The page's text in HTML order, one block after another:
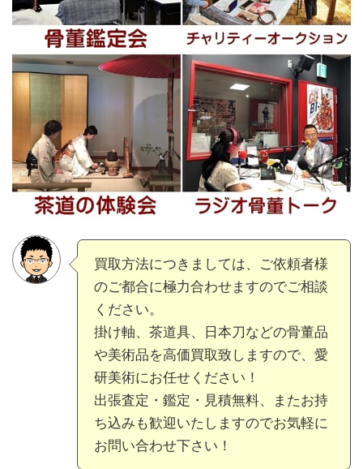
買取方法につきましては、ご依頼者様
のご都合に極力合わせますのでご相談
ください。
掛け軸、茶道具、日本刀などの骨董品
や美術品を高価買取致しますので、愛
研美術にお任せください！
出張査定・鑑定・見積無料、またお持
ち込みも歓迎いたしますのでお気軽に
お問い合わせ下さい！